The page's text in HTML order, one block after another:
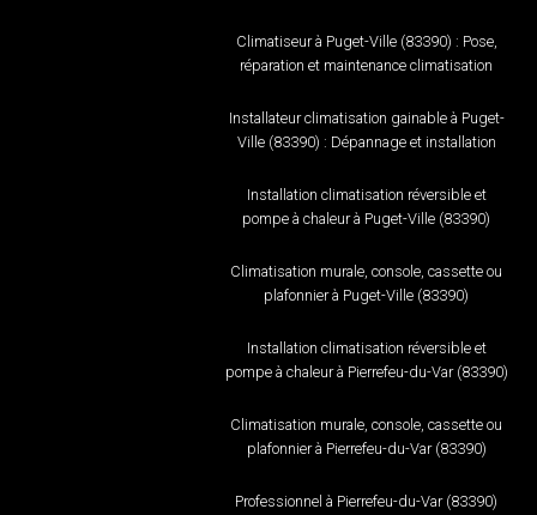
Climatiseur à Puget-Ville (83390) : Pose,
réparation et maintenance climatisation
Installateur climatisation gainable à Puget-
Ville (83390) : Dépannage et installation
Installation climatisation réversible et
pompe à chaleur à Puget-Ville (83390)
Climatisation murale, console, cassette ou
plafonnier à Puget-Ville (83390)
Installation climatisation réversible et
pompe à chaleur à Pierrefeu-du-Var (83390)
Climatisation murale, console, cassette ou
plafonnier à Pierrefeu-du-Var (83390)
Professionnel à Pierrefeu-du-Var (83390)